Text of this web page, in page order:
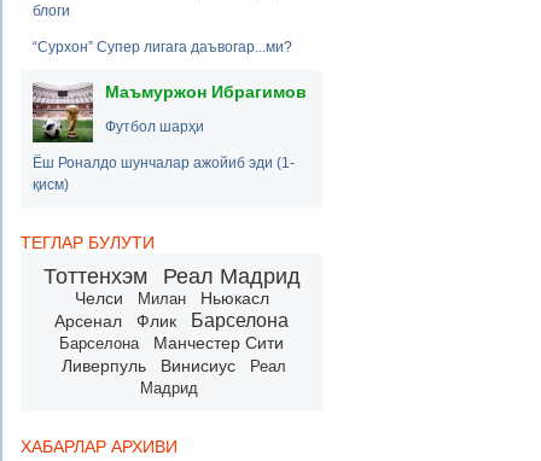
блоги
“Сурхон” Супер лигага даъвогар...ми?
Маъмуржон Ибрагимов
Футбол шарҳи
Ёш Роналдо шунчалар ажойиб эди (1-
қисм)
ТЕГЛАР БУЛУТИ
Тоттенхэм Реал Мадрид
Челси Милан
Ньюкасл
Арсенал
Флик Барселона
Барселона
Манчестер Сити
Ливерпуль
Винисиус
Реал
Мадрид
ХАБАРЛАР АРХИВИ